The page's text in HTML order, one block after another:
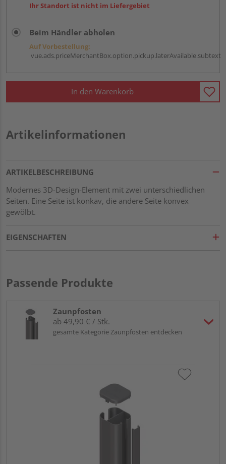
Ihr Standort ist nicht im Liefergebiet
Beim Händler abholen
Auf Vorbestellung:
vue.ads.priceMerchantBox.option.pickup.laterAvailable.subtext
In den Warenkorb
Artikelinformationen
ARTIKELBESCHREIBUNG
Modernes 3D-Design-Element mit zwei unterschiedlichen
Seiten. Eine Seite ist konkav, die andere Seite konvex
gewölbt.
EIGENSCHAFTEN
Passende Produkte
Zaunpfosten
ab 49,90 € / Stk.
gesamte Kategorie Zaunpfosten entdecken